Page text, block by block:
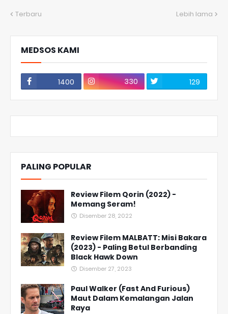
Terbaru Lebih lama
MEDSOS KAMI
1400 330 129
PALING POPULAR
Review Filem Qorin (2022) -
Memang Seram!
Disember 28, 2022
Review Filem MALBATT: Misi Bakara
(2023) - Paling Betul Berbanding
Black Hawk Down
Disember 27, 2023
Paul Walker (Fast And Furious)
Maut Dalam Kemalangan Jalan
Raya